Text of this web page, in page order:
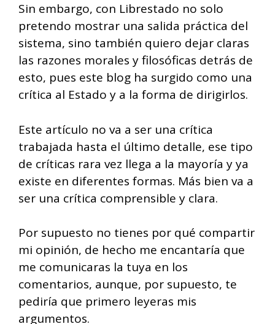
Sin embargo, con Librestado no solo
pretendo mostrar una salida práctica del
sistema, sino también quiero dejar claras
las razones morales y filosóficas detrás de
esto, pues este blog ha surgido como una
crítica al Estado y a la forma de dirigirlos.
Este artículo no va a ser una crítica
trabajada hasta el último detalle, ese tipo
de críticas rara vez llega a la mayoría y ya
existe en diferentes formas. Más bien va a
ser una crítica comprensible y clara.
Por supuesto no tienes por qué compartir
mi opinión, de hecho me encantaría que
me comunicaras la tuya en los
comentarios, aunque, por supuesto, te
pediría que primero leyeras mis
argumentos.